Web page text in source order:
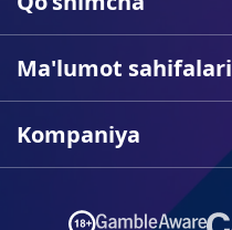
Ma'lumot sahifalari
Kompaniya